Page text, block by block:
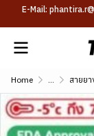
E-Mail:
Home ... สายย